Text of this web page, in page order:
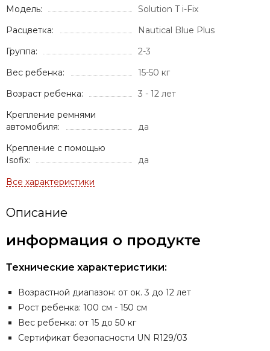
Модель:
Solution T i-Fix
Расцветка:
Nautical Blue Plus
Группа:
2-3
Вес ребенка:
15-50 кг
Возраст ребенка:
3 - 12 лет
Крепление ремнями
автомобиля:
да
Крепление с помощью
Isofix:
да
Описание
информация о продукте
Технические характеристики:
Возрастной диапазон: от ок. 3 до 12 лет
Рост ребенка: 100 см - 150 см
Вес ребенка: от 15 до 50 кг
Сертификат безопасности UN R129/03